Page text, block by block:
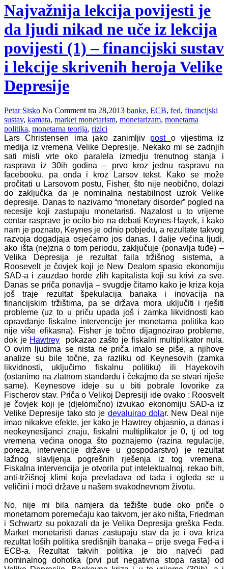
Najvažnija lekcija povijesti je
da ljudi nikad ne uče iz lekcija
povijesti (1) – financijski sustav
i lekcije skrivenih heroja Velike
Depresije
Petar Sisko No Comment tra 28,2013 banke, ECB, fed, financijski
sustav, kamata, market monetarism, monetarizam, monetarna
politika, monetarna teorija, rizici
Lars Christensen ima jako zanimljiv post o vijestima iz
medija iz vremena Velike Depresije. Nekako mi se zadnjih
sati misli vrte oko paralela izmedju trenutnog stanja i
rasprava iz 30ih godina – prvo kroz jednu raspravu na
facebooku, pa onda i kroz Larsov tekst. Kako se može
pročitati u Larsovom postu, Fisher, što nije neobično, dolazi
do zaključka da je nominalna nestabilnost uzrok Velike
depresije. Danas to nazivamo “monetary disorder” pogled na
recesije koji zastupaju monetaristi. Nazalost u to vrijeme
centar rasprave je ocito bio na debati Keynes-Hayek, i kako
nam je poznato, Keynes je odnio pobjedu, a rezultate takvog
razvoja dogadjaja osjećamo jos danas. I dalje većina ljudi,
ako išta (ne)zna o tom periodu, zaključuje (ponavlja tuđe) –
Velika Depresija je rezultat faila tržišnog sistema, a
Roosevelt je čovjek koji je New Dealom spasio ekonomiju
SAD-a i zauzdao horde zlih kapitalista koji su krivi za sve.
Danas se priča ponavlja – svugdje čitamo kako je kriza koja
još traje rezultat špekulacija banaka i inovacija na
financijskim tržištima, pa se država mora uključiti i rješiti
probleme (uz to u priču upada još i zamka likvidnosti kao
opravdanje fiskalne intervencije jer monetarna politika kao
nije više efikasna). Fisher je točno dijagnozirao probleme,
dok je Hawtrey pokazao zašto je fiskalni multiplikator nula.
O ovim ljudima se nista ne priča imalo se piše, a njihove
analize su bile točne, za razliku od Keynesovih (zamka
likvidnosti, uključimo fiskalnu politiku) ili Hayekovih
(ostanimo na zlatnom standardu i čekajmo da se stvari riješe
same). Keynesove ideje su u biti pobrale lovorike za
Fischerov stav. Priča o Velikoj Depresiji ide ovako : Roosvelt
je čovjek koji je (djelomično) izvukao ekonomiju SAD-a iz
Velike Depresije tako sto je devaluirao dolar. New Deal nije
imao nikakve efekte, jer kako je Hawtrey objasnio, a danas i
neokeynesijanci znaju, fiskalni multiplikator je 0, tj od tog
vremena većina onoga što poznajemo (razina regulacije,
poreza, intervencije države u gospodarstvo) je rezultat
lažnog slavljenja pogrešnih rješenja iz tog vremena.
Fiskalna intervencija je otvorila put intelektualnoj, rekao bih,
anti-tržišnoj klimi koja prevladava od tada i ogleda se u
veličini i moći države u našem svakodnevnom životu.
No, nije mi bila namjera da težište bude oko priče o
monetarnom poremećaju kao takvom, jer ako ništa, Friedman
i Schwartz su pokazali da je Velika Depresija greška Feda.
Market monetaristi danas zastupaju stav da je i ova kriza
rezultat loših politika središnjih banaka – prije svega Fed-a i
ECB-a. Rezultat takvih politika je bio najveći pad
nominalnog dohotka (prvi put negativna stopa rasta) od